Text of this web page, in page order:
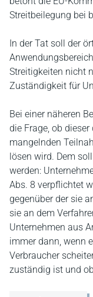
Streitbeilegung bei
In der Tat soll der
Streitigkeiten nicht
Zuständigkeit für
Bei einer näheren
die Frage, ob
mangelnden
lösen wird. Dem
werden:
Abs. 8 verpflichtet
gegenüber der sie
sie an dem
Unternehmen aus
immer dann, wenn
Verbraucher
zuständig ist und